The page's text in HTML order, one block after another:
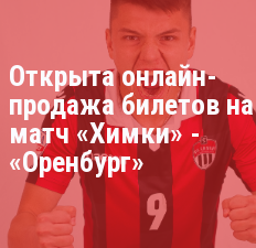
Открыта онлайн-
продажа билетов на
матч «Химки» -
«Оренбург»